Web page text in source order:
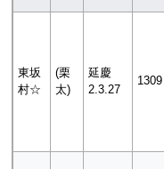
東坂
村☆
(栗
太)
延慶
2.3.27
1309